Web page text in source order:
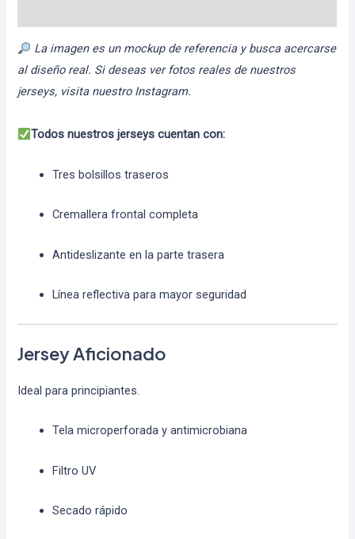
La imagen es un mockup de referencia y busca acercarse
al diseño real. Si deseas ver fotos reales de nuestros
jerseys, visita nuestro Instagram.
Todos nuestros jerseys cuentan con:
Tres bolsillos traseros
Cremallera frontal completa
Antideslizante en la parte trasera
Línea reflectiva para mayor seguridad
Jersey Aficionado
Ideal para principiantes.
Tela microperforada y antimicrobiana
Filtro UV
Secado rápido